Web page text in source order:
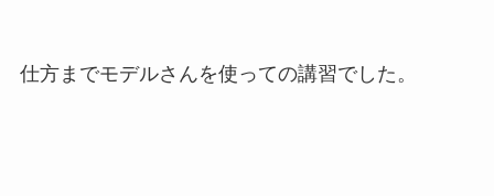
仕方までモデルさんを使っての講習でした。